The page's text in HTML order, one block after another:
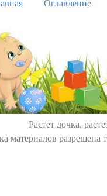
Растет дочка,
материалов разрешена